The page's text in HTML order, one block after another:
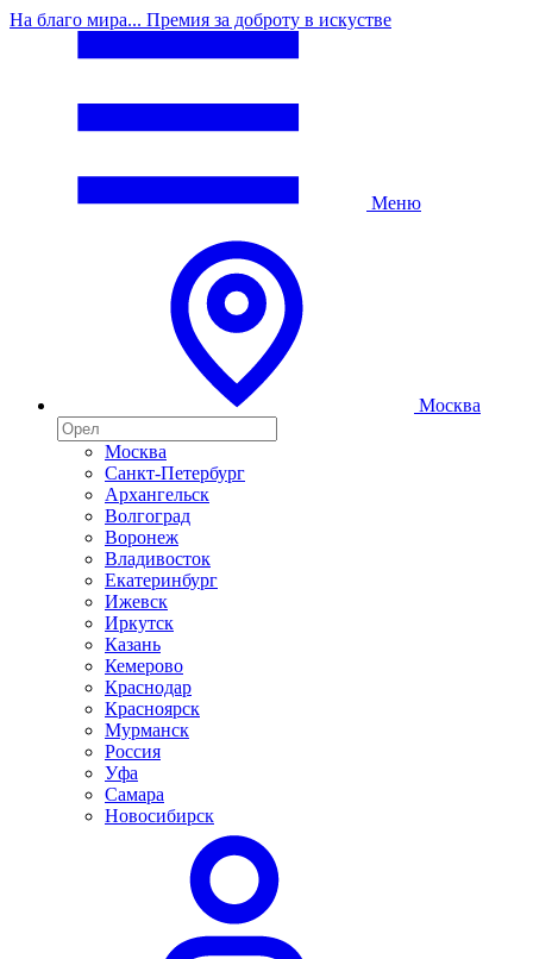
На благо мира... Премия за доброту в искустве
Меню
Москва
Москва
Санкт-Петербург
Архангельск
Волгоград
Воронеж
Владивосток
Екатеринбург
Ижевск
Иркутск
Казань
Кемерово
Краснодар
Красноярск
Мурманск
Россия
Уфа
Самара
Новосибирск